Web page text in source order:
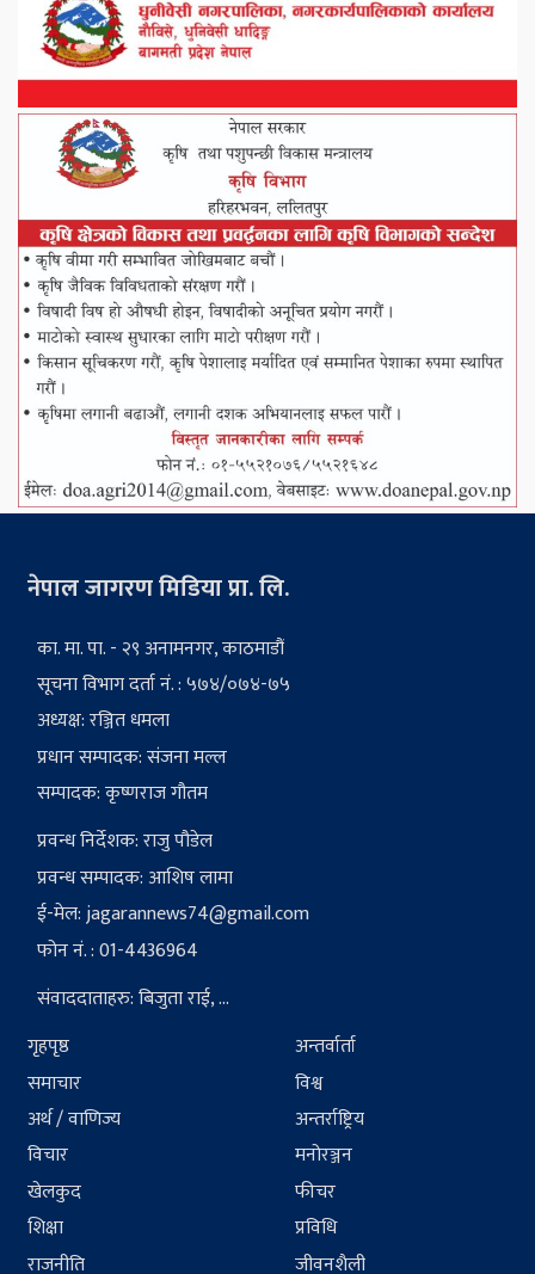
नेपाल जागरण मिडिया प्रा. लि.
का. मा. पा. - २९ अनामनगर, काठमाडौं
सूचना विभाग दर्ता नं. : ५७४/०७४-७५
अध्यक्ष: रञ्जित धमला
प्रधान सम्पादक: संजना मल्ल
सम्पादक: कृष्णराज गौतम
प्रवन्ध निर्देशक: राजु पौडेल
प्रवन्ध सम्पादक: आशिष लामा
ई-मेल:jagarannews74@gmail.com
फोन नं. : 01-4436964
संवाददाताहरु: बिजुता राई, ...
गृहपृष्ठ
समाचार
अर्थ / वाणिज्य
विचार
खेलकुद
शिक्षा
राजनीति
अन्तर्वार्ता
विश्व
अन्तर्राष्ट्रिय
मनोरञ्जन
फीचर
प्रविधि
जीवनशैली